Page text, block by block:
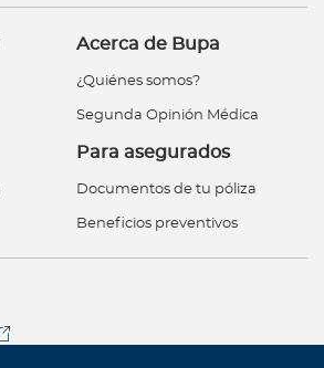
Acerca de Bupa
¿Quiénes somos?
Segunda Opinión Médica
Para asegurados
Documentos de tu póliza
Beneficios preventivos